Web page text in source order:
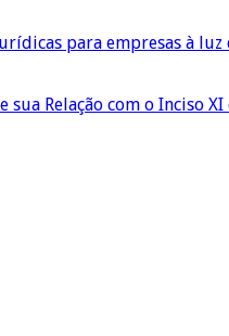
para empresas à luz
Relação com o Inciso